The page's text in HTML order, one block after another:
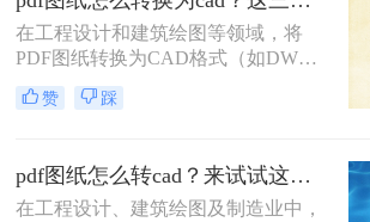
在工程设计和建筑绘图等领域，将
PDF图纸转换为CAD格式（如DWG
或DXF）是一项常见的需求。这不仅
便于进一步编辑和修改，还能更好地
PDF转CAD的方法。
赞 踩
pdf图纸怎么转cad？来试试这两种实用方法！
在工程设计、建筑绘图及制造业中，